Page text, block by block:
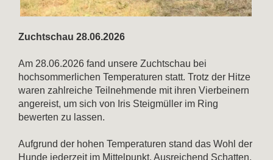
Zuchtschau 28.06.2026
Am 28.06.2026 fand unsere Zuchtschau bei
hochsommerlichen Temperaturen statt. Trotz der Hitze
waren zahlreiche Teilnehmende mit ihren Vierbeinern
angereist, um sich von Iris Steigmüller im Ring
bewerten zu lassen.
Aufgrund der hohen Temperaturen stand das Wohl der
Hunde jederzeit im Mittelpunkt. Ausreichend Schatten,